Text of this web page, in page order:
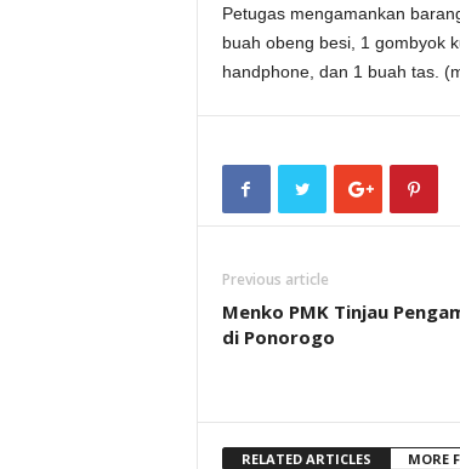
Petugas mengamankan
buah obeng besi, 1 gombyok
handphone, dan 1 buah tas.
Previous article
Menko PMK Tinjau
di Ponorogo
RELATED ARTICLES MORE